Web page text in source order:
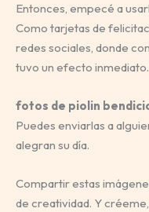
Entonces, empecé a
Como tarjetas de
redes sociales, donde
tuvo un efecto inmediato.
fotos de piolin
Puedes enviarlas a
alegran su día.
Compartir estas
de creatividad. Y